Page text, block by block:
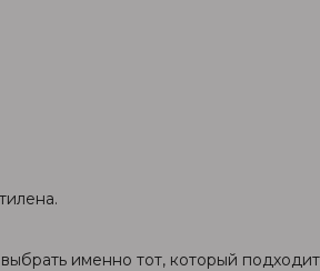
именно тот, который